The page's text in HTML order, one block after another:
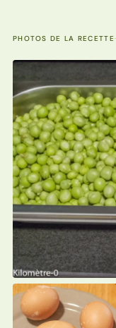
PHOTOS DE LA RECETTE